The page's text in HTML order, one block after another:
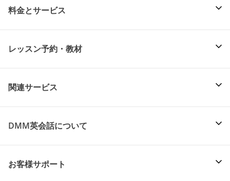
料金とサービス
レッスン予約・教材
関連サービス
DMM英会話について
お客様サポート